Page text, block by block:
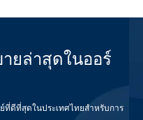
ยล่าสุดในออร์
ที่ดีที่สุดในประเทศไทยสำหรับการ